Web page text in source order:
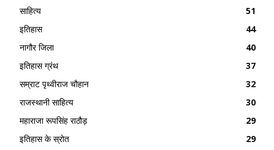
साहित्य
51
इतिहास
44
नागौर जिला
40
इतिहास ग्रंथ
37
सम्राट पृथ्वीराज चौहान
32
राजस्थानी साहित्य
30
महाराजा रूपसिंह राठौड़
29
इतिहास के स्रोत
29